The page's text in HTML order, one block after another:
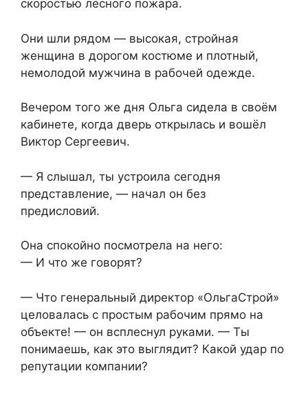
скоростью лесного пожара.
Они шли рядом — высокая, стройная
женщина в дорогом костюме и плотный,
немолодой мужчина в рабочей одежде.
Вечером того же дня Ольга сидела в своём
кабинете, когда дверь открылась и вошёл
Виктор Сергеевич.
— Я слышал, ты устроила сегодня
представление, — начал он без
предисловий.
Она спокойно посмотрела на него:
— И что же говорят?
— Что генеральный директор «ОльгаСтрой»
целовалась с простым рабочим прямо на
объекте! — он всплеснул руками. — Ты
понимаешь, как это выглядит? Какой удар по
репутации компании?